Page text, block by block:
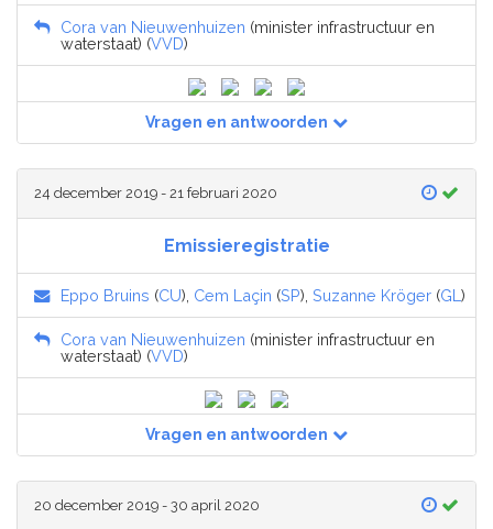
Cora van Nieuwenhuizen (minister infrastructuur en
waterstaat) (VVD)
Vragen en antwoorden
24 december 2019 - 21 februari 2020
Emissieregistratie
Eppo Bruins (CU), Cem Laçin (SP), Suzanne Kröger (GL )
Cora van Nieuwenhuizen (minister infrastructuur en
waterstaat) (VVD)
Vragen en antwoorden
20 december 2019 - 30 april 2020